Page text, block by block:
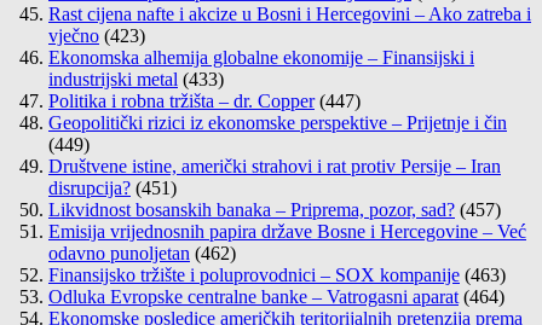
Rast cijena nafte i akcize u Bosni i Hercegovini – Ako zatreba i
vječno (423)
Ekonomska alhemija globalne ekonomije – Finansijski i
industrijski metal (433)
Politika i robna tržišta – dr. Copper (447)
Geopolitički rizici iz ekonomske perspektive – Prijetnje i čin
(449)
Društvene istine, američki strahovi i rat protiv Persije – Iran
disrupcija? (451)
Likvidnost bosanskih banaka – Priprema, pozor, sad? (457)
Emisija vrijednosnih papira države Bosne i Hercegovine – Već
odavno punoljetan (462)
Finansijsko tržište i poluprovodnici – SOX kompanije (463)
Odluka Evropske centralne banke – Vatrogasni aparat (464)
Ekonomske posledice američkih teritorijalnih pretenzija prema